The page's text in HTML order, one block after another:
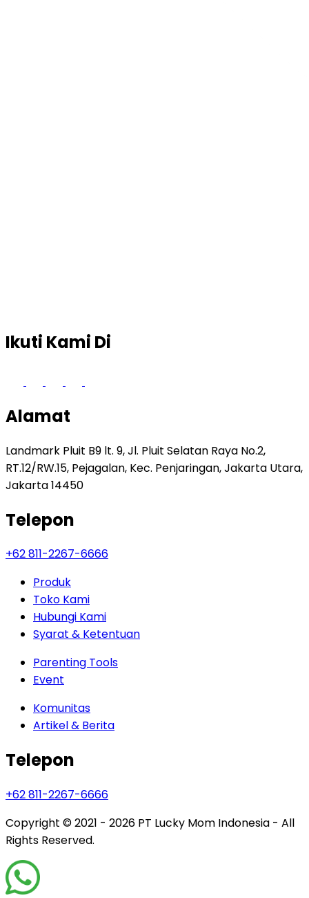
Ikuti Kami Di
Alamat
Landmark Pluit B9 lt. 9, Jl. Pluit Selatan Raya No.2,
RT.12/RW.15, Pejagalan, Kec. Penjaringan, Jakarta Utara,
Jakarta 14450
Telepon
+62 811-2267-6666
Produk
Toko Kami
Hubungi Kami
Syarat & Ketentuan
Parenting Tools
Event
Komunitas
Artikel & Berita
Telepon
+62 811-2267-6666
Copyright © 2021 - 2026 PT Lucky Mom Indonesia - All
Rights Reserved.